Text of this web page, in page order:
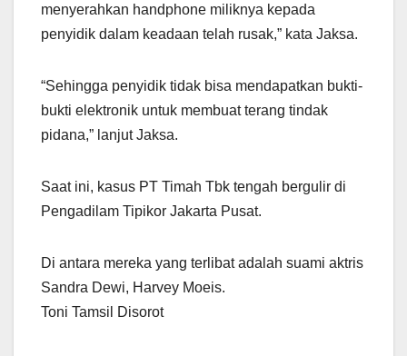
menyerahkan handphone miliknya kepada
penyidik dalam keadaan telah rusak,” kata Jaksa.
“Sehingga penyidik tidak bisa mendapatkan bukti-
bukti elektronik untuk membuat terang tindak
pidana,” lanjut Jaksa.
Saat ini, kasus PT Timah Tbk tengah bergulir di
Pengadilam Tipikor Jakarta Pusat.
Di antara mereka yang terlibat adalah suami aktris
Sandra Dewi, Harvey Moeis.
Toni Tamsil Disorot